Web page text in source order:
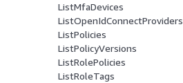
ListMfaDevices
ListOpenIdConnectProviders
ListPolicies
ListPolicyVersions
ListRolePolicies
ListRoleTags